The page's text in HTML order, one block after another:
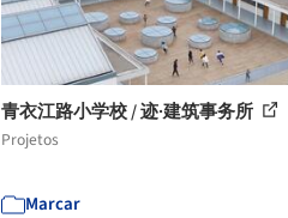
青衣江路小学校 / 迹·建筑事务所
Projetos
Marcar